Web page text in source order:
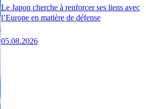
Le Japon cherche à renforcer ses liens avec
l’Europe en matière de défense
05.08.2026